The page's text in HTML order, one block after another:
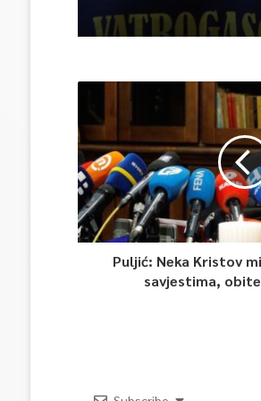
Puljić: Neka Kristov
savjestima,